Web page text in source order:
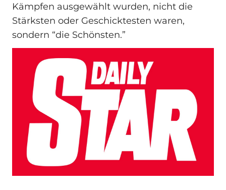
Kämpfen ausgewählt wurden, nicht die
Stärksten oder Geschicktesten waren,
sondern “die Schönsten.”